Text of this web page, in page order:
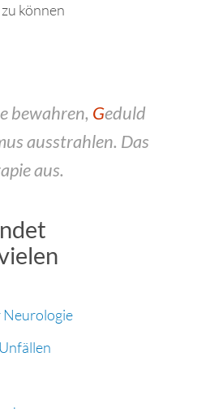
können
bewahren, Geduld
ausstrahlen. Das
aus.
Neurologie